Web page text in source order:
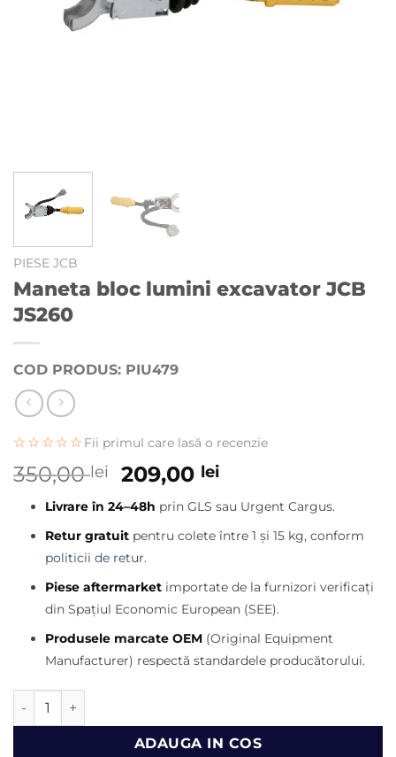
PIESE JCB
Maneta bloc lumini excavator JCB
JS260
COD PRODUS: PIU479
☆☆☆☆☆ Fii primul care lasă o recenzie
350,00lei
Prețul
inițial
a
fost:
350,00 lei.
209,00 leiPrețul
este:
209,00 lei.
Livrare în 24–48h prin GLS sau Urgent Cargus.
Retur gratuit pentru colete între 1 și 15 kg, conform
politicii de retur.
Piese aftermarket importate de la furnizori verificați
din Spațiul Economic European (SEE).
Produsele marcate OEM (Original Equipment
Manufacturer) respectă standardele producătorului.
Cantitate Maneta bloc lumini excavator JCB JS260
ADAUGA IN COS